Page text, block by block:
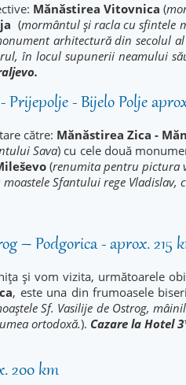
Mănăstirea Vitovnica(
(mormântul și racla cu sfintele
arhitectură din secolul al
în locul supunerii neamului
Prijepolje - Bijelo Polje
către: Mănăstirea Zica -
Sava) cu cele două
(renumita pentru pictura
Sfantului rege
– Podgorica - aprox. 215
și vom vizita, următoarele
, este una din frumoasele
Sf. Vasilije de Ostrog,
ortodoxă.). Cazare la Hotel
200 km